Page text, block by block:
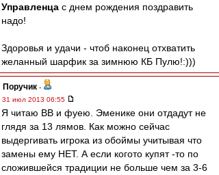
Управленца с днем рождения поздравить
надо!
Здоровья и удачи - чтоб наконец отхватить
желанный шарфик за зимнюю КБ Пулю!:)))
Поручик -
31 июл 2013 06:55
Я читаю ВВ и фуею. Эменике они отдадут не
глядя за 13 лямов. Как можно сейчас
выдергивать игрока из обоймы учитывая что
замены ему НЕТ. А если когото купят -то по
сложившейся традиции не больше чем за 3-6